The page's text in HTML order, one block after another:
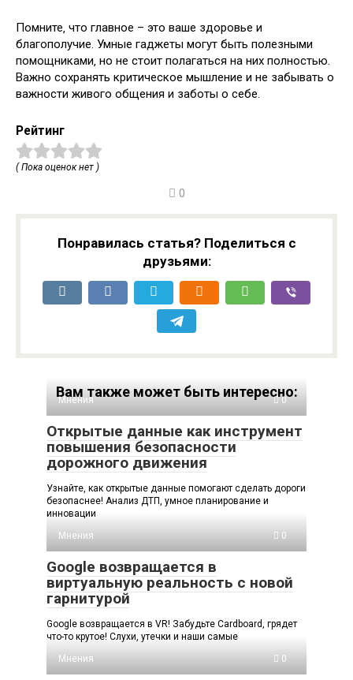
Помните‚ что главное – это ваше здоровье и
благополучие. Умные гаджеты могут быть полезными
помощниками‚ но не стоит полагаться на них полностью.
Важно сохранять критическое мышление и не забывать о
важности живого общения и заботы о себе.
Рейтинг
( Пока оценок нет )
0
Понравилась статья? Поделиться с
друзьями:
Вам также может быть интересно:
Мнения 0
Открытые данные как инструмент
повышения безопасности
дорожного движения
Узнайте, как открытые данные помогают сделать дороги
безопаснее! Анализ ДТП, умное планирование и
инновации
Мнения
0
Google возвращается в
виртуальную реальность с новой
гарнитурой
Google возвращается в VR! Забудьте Cardboard, грядет
что-то крутое! Слухи, утечки и наши самые
Мнения
0